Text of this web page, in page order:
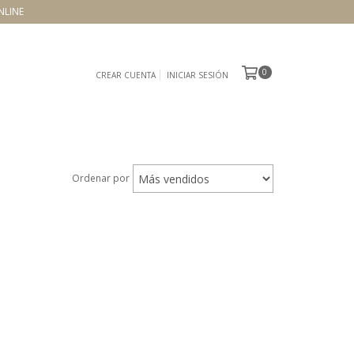
CREAR CUENTA INICIAR SESIÓN 0
Ordenar por